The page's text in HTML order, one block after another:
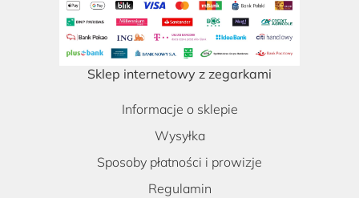
Sklep internetowy z zegarkami
Informacje o sklepie
Wysyłka
Sposoby płatności i prowizje
Regulamin